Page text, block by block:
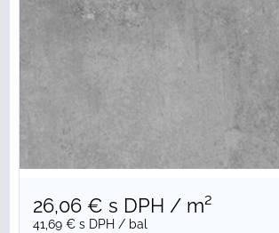
26,06 € s DPH / m²
41,69 € s DPH / bal